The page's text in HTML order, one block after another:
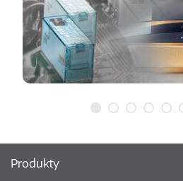
Produkty